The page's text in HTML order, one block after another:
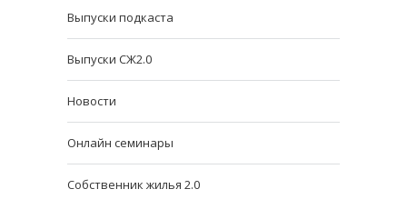
Выпуски подкаста
Выпуски СЖ2.0
Новости
Онлайн семинары
Собственник жилья 2.0